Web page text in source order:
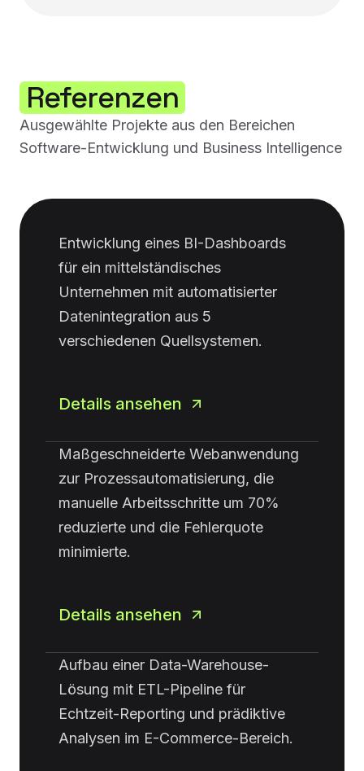
Referenzen
Ausgewählte Projekte aus den Bereichen
Software-Entwicklung und Business Intelligence
Entwicklung eines BI-Dashboards
für ein mittelständisches
Unternehmen mit automatisierter
Datenintegration aus 5
verschiedenen Quellsystemen.
Details ansehen
Maßgeschneiderte Webanwendung
zur Prozessautomatisierung, die
manuelle Arbeitsschritte um 70%
reduzierte und die Fehlerquote
minimierte.
Details ansehen
Aufbau einer Data-Warehouse-
Lösung mit ETL-Pipeline für
Echtzeit-Reporting und prädiktive
Analysen im E-Commerce-Bereich.